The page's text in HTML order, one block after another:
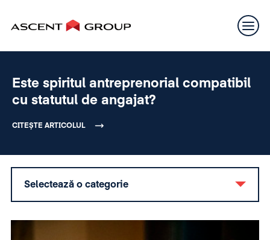
Este spiritul antreprenorial compatibil
cu statutul de angajat?
CITEȘTE ARTICOLUL
Selectează o categorie